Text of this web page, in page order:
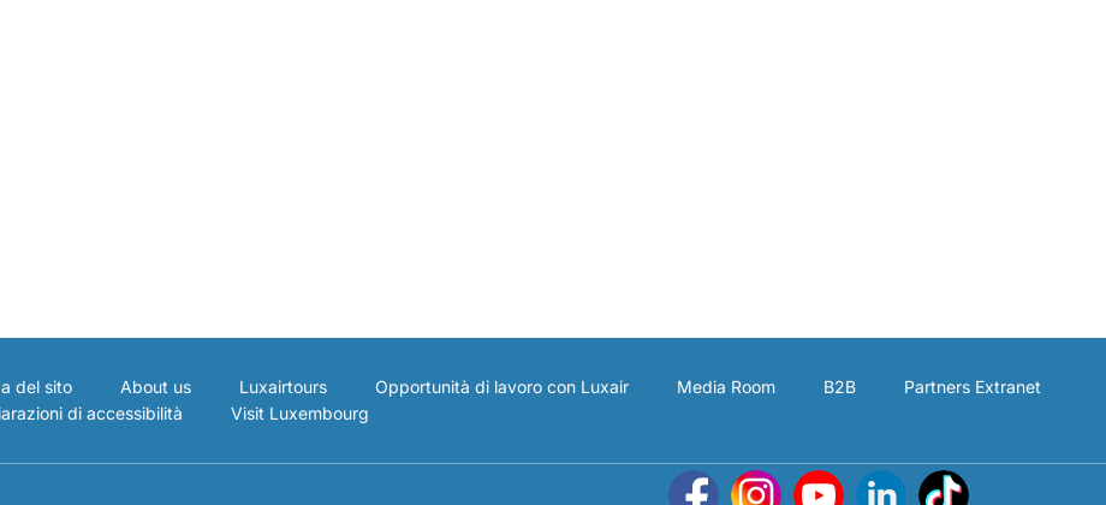
del sito About us Luxairtours Opportunità di lavoro con Luxair Media Room B2B
Partners Extranet
di accessibilità Visit Luxembourg